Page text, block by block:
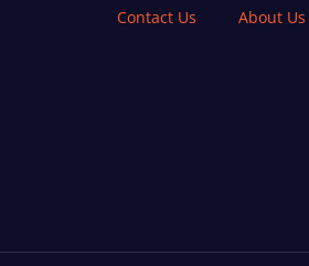
Contact Us About Us